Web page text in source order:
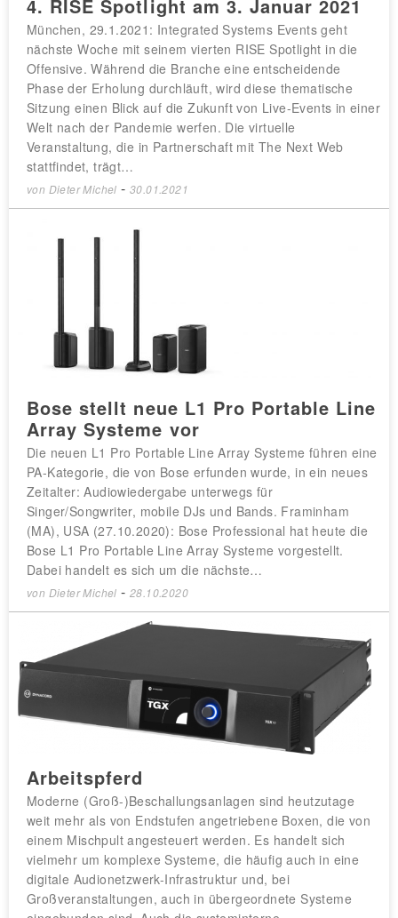
4. RISE Spotlight am 3. Januar 2021
München, 29.1.2021: Integrated Systems Events geht
nächste Woche mit seinem vierten RISE Spotlight in die
Offensive. Während die Branche eine entscheidende
Phase der Erholung durchläuft, wird diese thematische
Sitzung einen Blick auf die Zukunft von Live-Events in einer
Welt nach der Pandemie werfen. Die virtuelle
Veranstaltung, die in Partnerschaft mit The Next Web
stattfindet, trägt…
von Dieter Michel -30.01.2021
Bose stellt neue L1 Pro Portable Line
Array Systeme vor
Die neuen L1 Pro Portable Line Array Systeme führen eine
PA-Kategorie, die von Bose erfunden wurde, in ein neues
Zeitalter: Audiowiedergabe unterwegs für
Singer/Songwriter, mobile DJs und Bands. Framinham
(MA), USA (27.10.2020): Bose Professional hat heute die
Bose L1 Pro Portable Line Array Systeme vorgestellt.
Dabei handelt es sich um die nächste…
von Dieter Michel -28.10.2020
Arbeitspferd
Moderne (Groß-)Beschallungsanlagen sind heutzutage
weit mehr als von Endstufen angetriebene Boxen, die von
einem Mischpult angesteuert werden. Es handelt sich
vielmehr um komplexe Systeme, die häufig auch in eine
digitale Audionetzwerk-Infrastruktur und, bei
Großveranstaltungen, auch in übergeordnete Systeme